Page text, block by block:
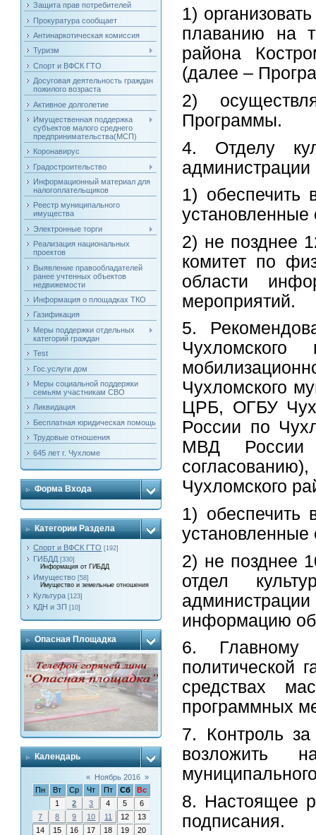
Защита прав потребителей
Прокуратура сообщает
Антинаркотическая комиссия
Туризм
Спорт и ВФСК ГТО
Досуговая деятельность граждан
пожилого возраста
Активное долголетие
Имущественная поддержка
субъектов малого среднего
предпринимательства(МСП)
Коронавирус
Градостроительство
Информационный материал для
налогоплательщиков
Реестр муниципального
имущества
Электронные торги
Реализация национальных
проектов
Выявление правообладателей
ранее учтенных объектов
недвижемости
Информация о площадках ТКО
Газификация
Меры поддержки отдельных
категорий граждан
Test
Гос.услуги дом
Меры социальной поддержки
семьям участникам СВО
Ликвидация
Бесплатная юридическая помощь
Трудовые отношения
645 лет г. Чухломе
Форма Входа
Категории Раздела
Спорт и ВФСК ГТО [192]
ГИБДД [330]
Информация от ГИБДД
Имущество [58]
Имущество и земельные отношения
Культура [123]
КДН и ЗП [10]
Опасная Площадка
Календарь
« Ноябрь 2016 »
Пн
Вт Ср Чт Пт Сб
Вс
1
2 3 4 5
6
7
8 9 10 11 12
13
14
15 16 17 18 19
20
1)
плаванию на
района
(далее –
2)
Программы.
4. Отделу
администрации
1) обеспечить
установленные
2) не позднее
комитет по
области
мероприятий.
5.
Чухломского
ЦРБ, ОГБУ
России по
МВД России
Чухломского
1) обеспечить
установленные
2) не позднее
отдел
информацию об
6. Главному
политической
средствах
программных
7. Контроль
возложить
8. Настоящее
подписания.